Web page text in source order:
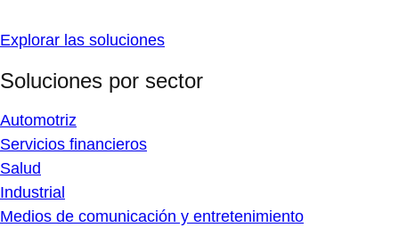
Explorar las soluciones
Soluciones por sector
Automotriz
Servicios financieros
Salud
Industrial
Medios de comunicación y entretenimiento